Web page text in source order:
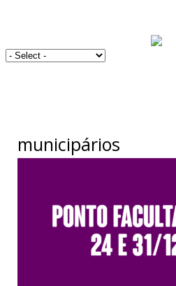
municipários